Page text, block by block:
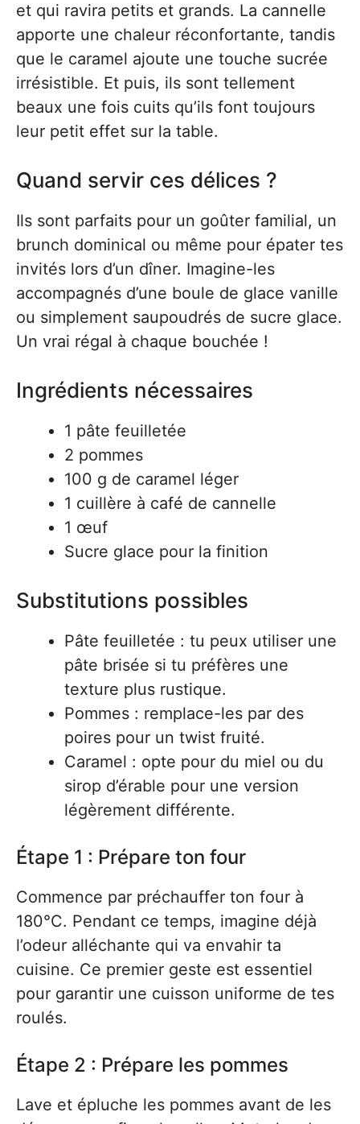
et qui ravira petits et grands. La cannelle
apporte une chaleur réconfortante, tandis
que le caramel ajoute une touche sucrée
irrésistible. Et puis, ils sont tellement
beaux une fois cuits qu’ils font toujours
leur petit effet sur la table.
Quand servir ces délices ?
Ils sont parfaits pour un goûter familial, un
brunch dominical ou même pour épater tes
invités lors d’un dîner. Imagine-les
accompagnés d’une boule de glace vanille
ou simplement saupoudrés de sucre glace.
Un vrai régal à chaque bouchée !
Ingrédients nécessaires
1 pâte feuilletée
2 pommes
100 g de caramel léger
1 cuillère à café de cannelle
1 œuf
Sucre glace pour la finition
Substitutions possibles
Pâte feuilletée : tu peux utiliser une
pâte brisée si tu préfères une
texture plus rustique.
Pommes : remplace-les par des
poires pour un twist fruité.
Caramel : opte pour du miel ou du
sirop d’érable pour une version
légèrement différente.
Étape 1 : Prépare ton four
Commence par préchauffer ton four à
180°C. Pendant ce temps, imagine déjà
l’odeur alléchante qui va envahir ta
cuisine. Ce premier geste est essentiel
pour garantir une cuisson uniforme de tes
roulés.
Étape 2 : Prépare les pommes
Lave et épluche les pommes avant de les